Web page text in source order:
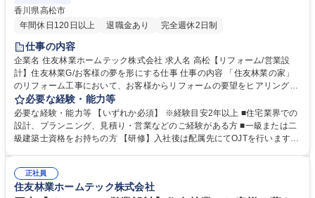
香川県高松市
年間休日120日以上
退職金あり 完全週休2日制
仕事の内容
企業名 住友林業ホームテック株式会社 求人名 高松【リフォーム/営業設
計】住友林業G/お客様の夢を形にする仕事 仕事の内容 「住友林業の家」
のリフォーム工事において、お客様からリフォームの要望をヒアリング
し、プランニングから設計、見積り、契約、工事担当者への引継ぎまでを
担当していただきます。 【具体的には】「住友林業の家」のオーナー様：
社内の顧客データやメンテナンス担当部門からの情報を元に水回り設備の
交換や内装、外装などの工事を提案。すでに住友林業として取引があるた
の思いを汲み取り、その解決策をプランに反映させられるため、お客様の
満足に繋がります。 募集職種 高松【リフォーム/営業設計】住友林業G/お
必要な経験・能力等
必要な経験・能力等 【いずれか必須】 ※経験目安2年以上 ■住宅業界での
設計、プランニング、見積り・営業などのご経験がある方 ■一級または二
級建築士資格をお持ちの方 【研修】入社後は配属先にてOJTを行います。
【キャリアパス】研修制度が整っている為、営業未経験で入社した社員
も、今では当社のコアメンバーとして成長しています。実績を積み重ねれ
正社員
住友林業ホームテック株式会社